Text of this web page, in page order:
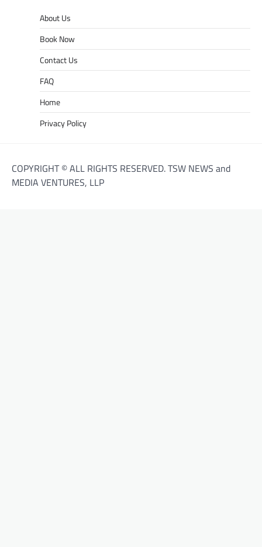
About Us
Book Now
Contact Us
FAQ
Home
Privacy Policy
COPYRIGHT © ALL RIGHTS RESERVED. TSW NEWS and
MEDIA VENTURES, LLP